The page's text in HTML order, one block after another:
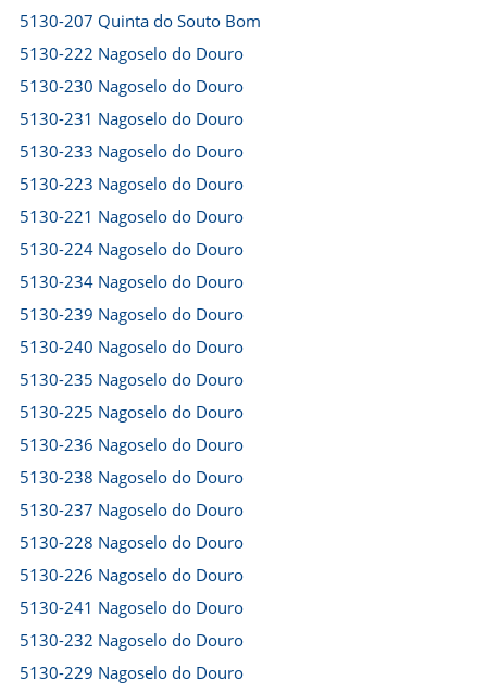
5130-207 Quinta do Souto Bom
5130-222 Nagoselo do Douro
5130-230 Nagoselo do Douro
5130-231 Nagoselo do Douro
5130-233 Nagoselo do Douro
5130-223 Nagoselo do Douro
5130-221 Nagoselo do Douro
5130-224 Nagoselo do Douro
5130-234 Nagoselo do Douro
5130-239 Nagoselo do Douro
5130-240 Nagoselo do Douro
5130-235 Nagoselo do Douro
5130-225 Nagoselo do Douro
5130-236 Nagoselo do Douro
5130-238 Nagoselo do Douro
5130-237 Nagoselo do Douro
5130-228 Nagoselo do Douro
5130-226 Nagoselo do Douro
5130-241 Nagoselo do Douro
5130-232 Nagoselo do Douro
5130-229 Nagoselo do Douro